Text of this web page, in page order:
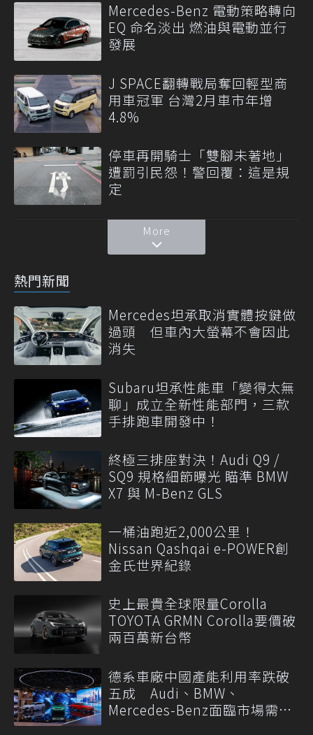
Mercedes-Benz 電動策略轉向
EQ 命名淡出 燃油與電動並行
發展
J SPACE翻轉戰局奪回輕型商
用車冠軍 台灣2月車市年增
4.8%
停車再開騎士「雙腳未著地」
遭罰引民怨！警回覆：這是規
定
More
熱門新聞
Mercedes坦承取消實體按鍵做
過頭 但車內大螢幕不會因此
消失
Subaru坦承性能車「變得太無
聊」成立全新性能部門，三款
手排跑車開發中！
終極三排座對決！Audi Q9 /
SQ9 規格細節曝光 瞄準 BMW
X7 與 M-Benz GLS
一桶油跑近2,000公里！
Nissan Qashqai e-POWER創
金氏世界紀錄
史上最貴全球限量Corolla
TOYOTA GRMN Corolla要價破
兩百萬新台幣
德系車廠中國產能利用率跌破
五成 Audi、BMW、
Mercedes-Benz面臨市場需求